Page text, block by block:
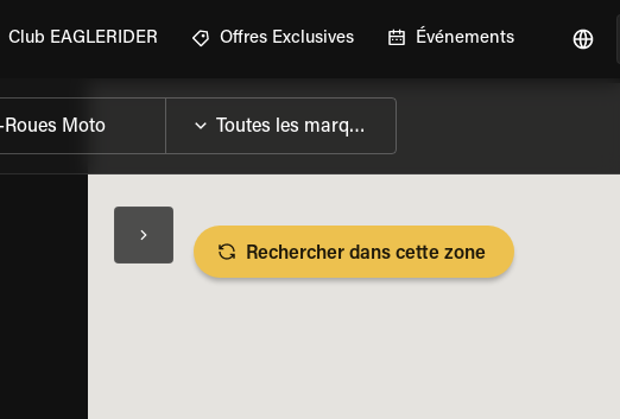
Club EAGLERIDER Offres Exclusives Événements
Rechercher dans cette zone